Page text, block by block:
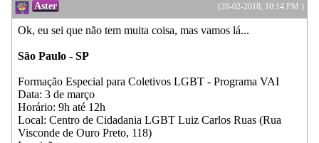
(28-02-2018, 10:14 PM )
Aster
Ok, eu sei que não tem muita coisa, mas vamos lá...
São Paulo - SP
Formação Especial para Coletivos LGBT - Programa VAI
Data: 3 de março
Horário: 9h até 12h
Local: Centro de Cidadania LGBT Luiz Carlos Ruas (Rua
Visconde de Ouro Preto, 118)